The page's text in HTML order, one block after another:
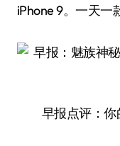
iPhone 9。一天一
早报点评：你